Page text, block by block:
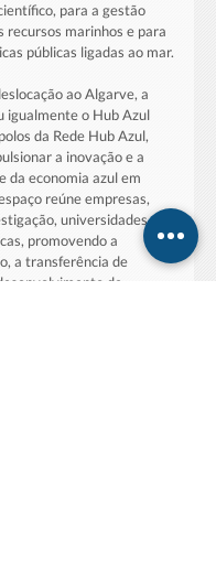
para a gestão
recursos marinhos e para
públicas ligadas ao mar.
ao Algarve, a
igualmente o Hub Azul
da Rede Hub Azul,
a inovação e a
da economia azul em
reúne empresas,
universidades e
promovendo a
a transferência de
de